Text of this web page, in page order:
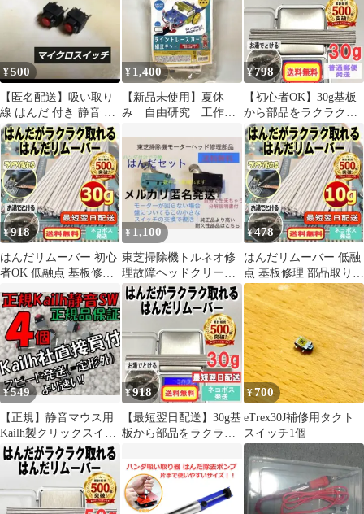
¥500
【匿名配送】吸い取り
線 はんだ 付き 静音 マ
イクロボタンスイッチ
2個セット
¥ 1,400
【新品未使用】夏休
み 自由研究 工作キ
カー 組立キット
¥798
【初心者OK】30g基板
から部品をラクラク外
せる！はんだリムーバ
ー03s158a
¥918
はんだリムーバー 初心
者OK 低融点 基板修理
30g03s154
¥ 1,100
東芝掃除機トルネオ修
理故障ヘッドクリーナ
ー回転ブラシスイッチ
耐久性匿名発送はんだ
¥478
はんだリムーバー 低融
点 基板修理 部品取り外
し 10g 初心者OK01r217
¥549
【正規】静音マウス用
Kailh製クリックスイッ
チ４ケ KAILH MUTE
①
¥918
【最短翌日配送】30g基
板から部品をラクラク
バー03s154
¥700
eTrex30J補修用タクト
スイッチ1個